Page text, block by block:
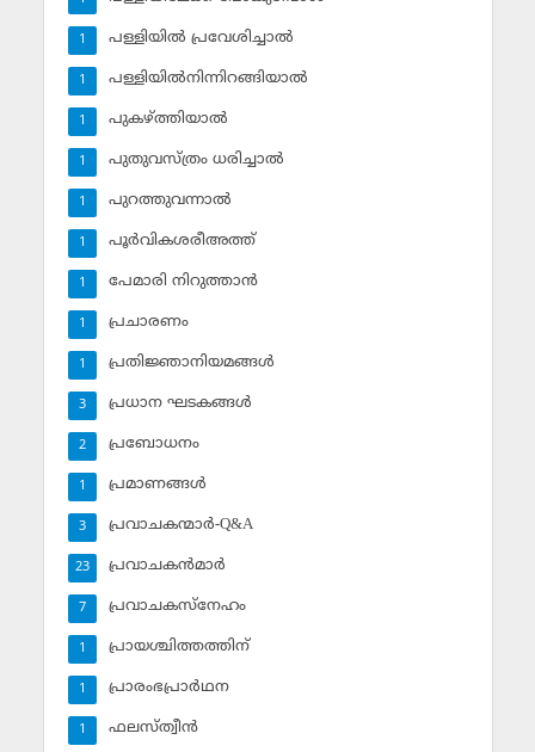
പള്ളിയില്‍ പ്രവേശിച്ചാല്‍
1
പള്ളിയില്‍നിന്നിറങ്ങിയാല്‍
1
പുകഴ്ത്തിയാല്‍
1
പുതുവസ്ത്രം ധരിച്ചാല്‍
1
പുറത്തുവന്നാല്‍
1
പൂര്‍വികശരീഅത്ത്
1
പേമാരി നിറുത്താന്‍
1
പ്രചാരണം
1
പ്രതിജ്ഞാനിയമങ്ങള്‍
1
പ്രധാന ഘടകങ്ങള്‍
3
പ്രബോധനം
2
പ്രമാണങ്ങള്‍
1
പ്രവാചകന്മാര്‍-Q&A
3
പ്രവാചകന്‍മാര്‍
23
പ്രവാചകസ്‌നേഹം
7
പ്രായശ്ചിത്തത്തിന്
1
പ്രാരംഭപ്രാര്‍ഥന
1
ഫലസ്ത്വീൻ
1